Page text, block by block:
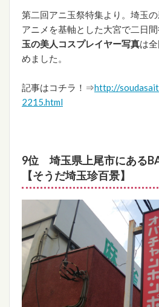
第二回アニ玉祭特集より。埼玉
アニメを基軸とした大宮で二日間
玉の美人コスプレイヤー写真は
めました。
記事はコチラ！⇒http://
2215.html
9位 埼玉県上尾市にある
【そうだ埼玉珍百景】